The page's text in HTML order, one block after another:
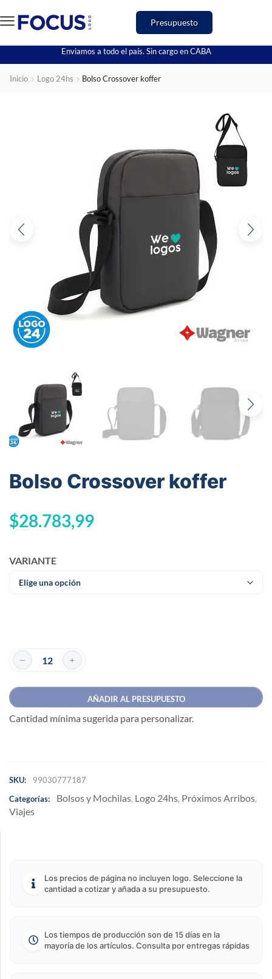
Presupuesto
Enviamos a todo el país. Sin cargo en CABA
Inicio Logo 24hs Bolso Crossover koffer
Bolso Crossover koffer
$28.783,99
VARIANTE
AÑADIR AL PRESUPUESTO
Cantidad mínima sugerida para personalizar.
SKU:
99030777187
Categorías:
Bolsos y Mochilas, Logo 24hs, Próximos Arribos,
Viajes
Los precios de página no incluyen logo. Seleccione la
cantidad a cotizar y añada a su presupuesto.
Los tiempos de producción son de 15 días en la
mayoría de los artículos. Consulta por entregas rápidas